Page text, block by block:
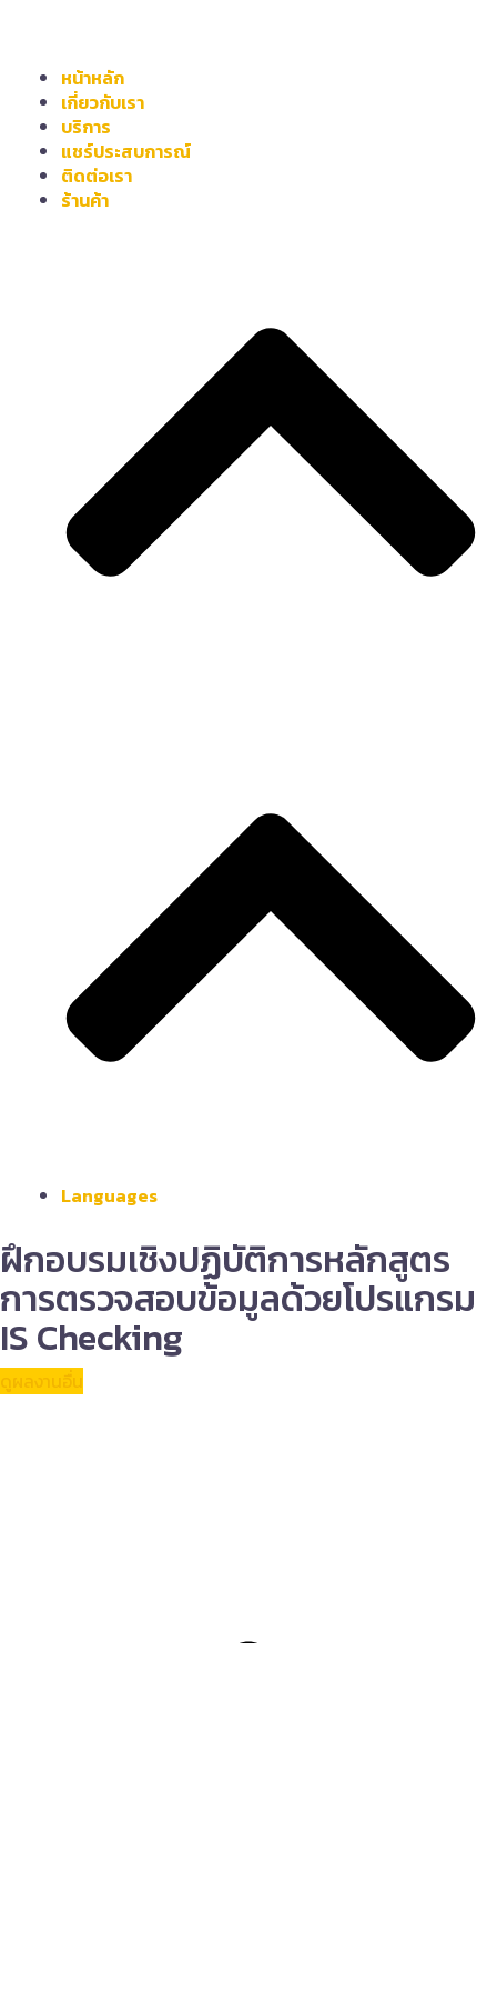
หน้าหลัก
เกี่ยวกับเรา
บริการ
แชร์ประสบการณ์
ติดต่อเรา
ร้านค้า
Languages
ฝึกอบรมเชิงปฏิบัติการหลักสูตร
การตรวจสอบข้อมูลด้วยโปรแกรม
IS Checking